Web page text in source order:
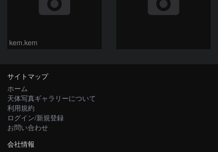
kem.kem
サイトマップ
ホーム
天体写真ギャラリーについて
利用規約
ログイン/新規登録
お問い合わせ
会社情報